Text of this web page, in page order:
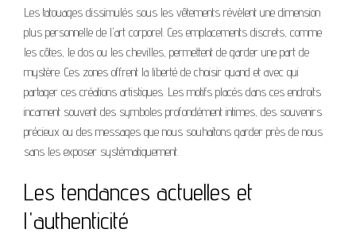
Les tatouages dissimulés sous les vêtements révèlent une dimension
plus personnelle de l'art corporel. Ces emplacements discrets, comme
les côtes, le dos ou les chevilles, permettent de garder une part de
mystère. Ces zones offrent la liberté de choisir quand et avec qui
partager ces créations artistiques. Les motifs placés dans ces endroits
incarnent souvent des symboles profondément intimes, des souvenirs
précieux ou des messages que nous souhaitons garder près de nous
sans les exposer systématiquement.
Les tendances actuelles et
l'authenticité